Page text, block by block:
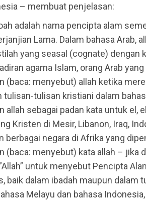
– membuat penjelasan:
adalah nama pencipta alam
Lama. Dalam bahasa Arab,
yang seasal (cognate) dengan
agama Islam, orang Arab
(baca: menyebut) allah ketika
tulisan-tulisan kristiani dalam
allah sebagai padan kata untuk el,
Kristen di Mesir, Libanon, Iraq,
berbagai negara di Afrika yang
(baca: menyebut) kata allah – jika
untuk menyebut Pencipta
baik dalam ibadah maupun dalam
Melayu dan bahasa Indonesia,